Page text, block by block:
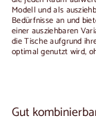
Modell und als
Bedürfnisse an und
einer ausziehbaren
die Tische aufgrund
optimal genutzt wird,
Gut